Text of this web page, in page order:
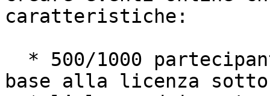
caratteristiche:
base alla licenza